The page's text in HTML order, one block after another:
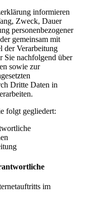
informieren
Zweck, Dauer
personenbezogener
gemeinsam mit
der Verarbeitung
Sie nachfolgend über
sowie zur
Dritte Daten in
folgt gegliedert:
im